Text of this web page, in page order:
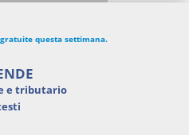
questa settimana.
e tributario